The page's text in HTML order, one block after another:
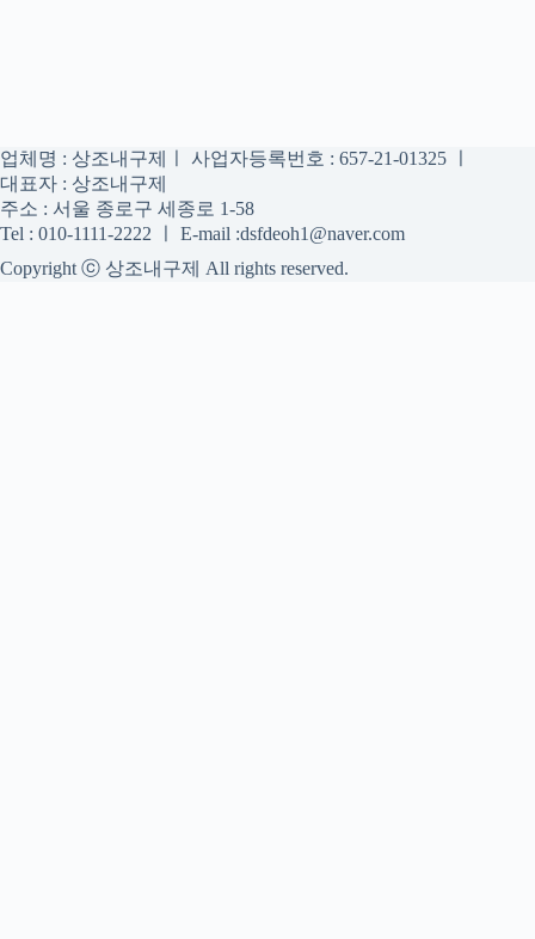
업체명 : 상조내구제ㅣ 사업자등록번호 : 657-21-01325 ㅣ
대표자 : 상조내구제
주소 : 서울 종로구 세종로 1-58
Tel : 010-1111-2222 ㅣ E-mail :dsfdeoh1@naver.com
Copyright ⓒ 상조내구제 All rights reserved.